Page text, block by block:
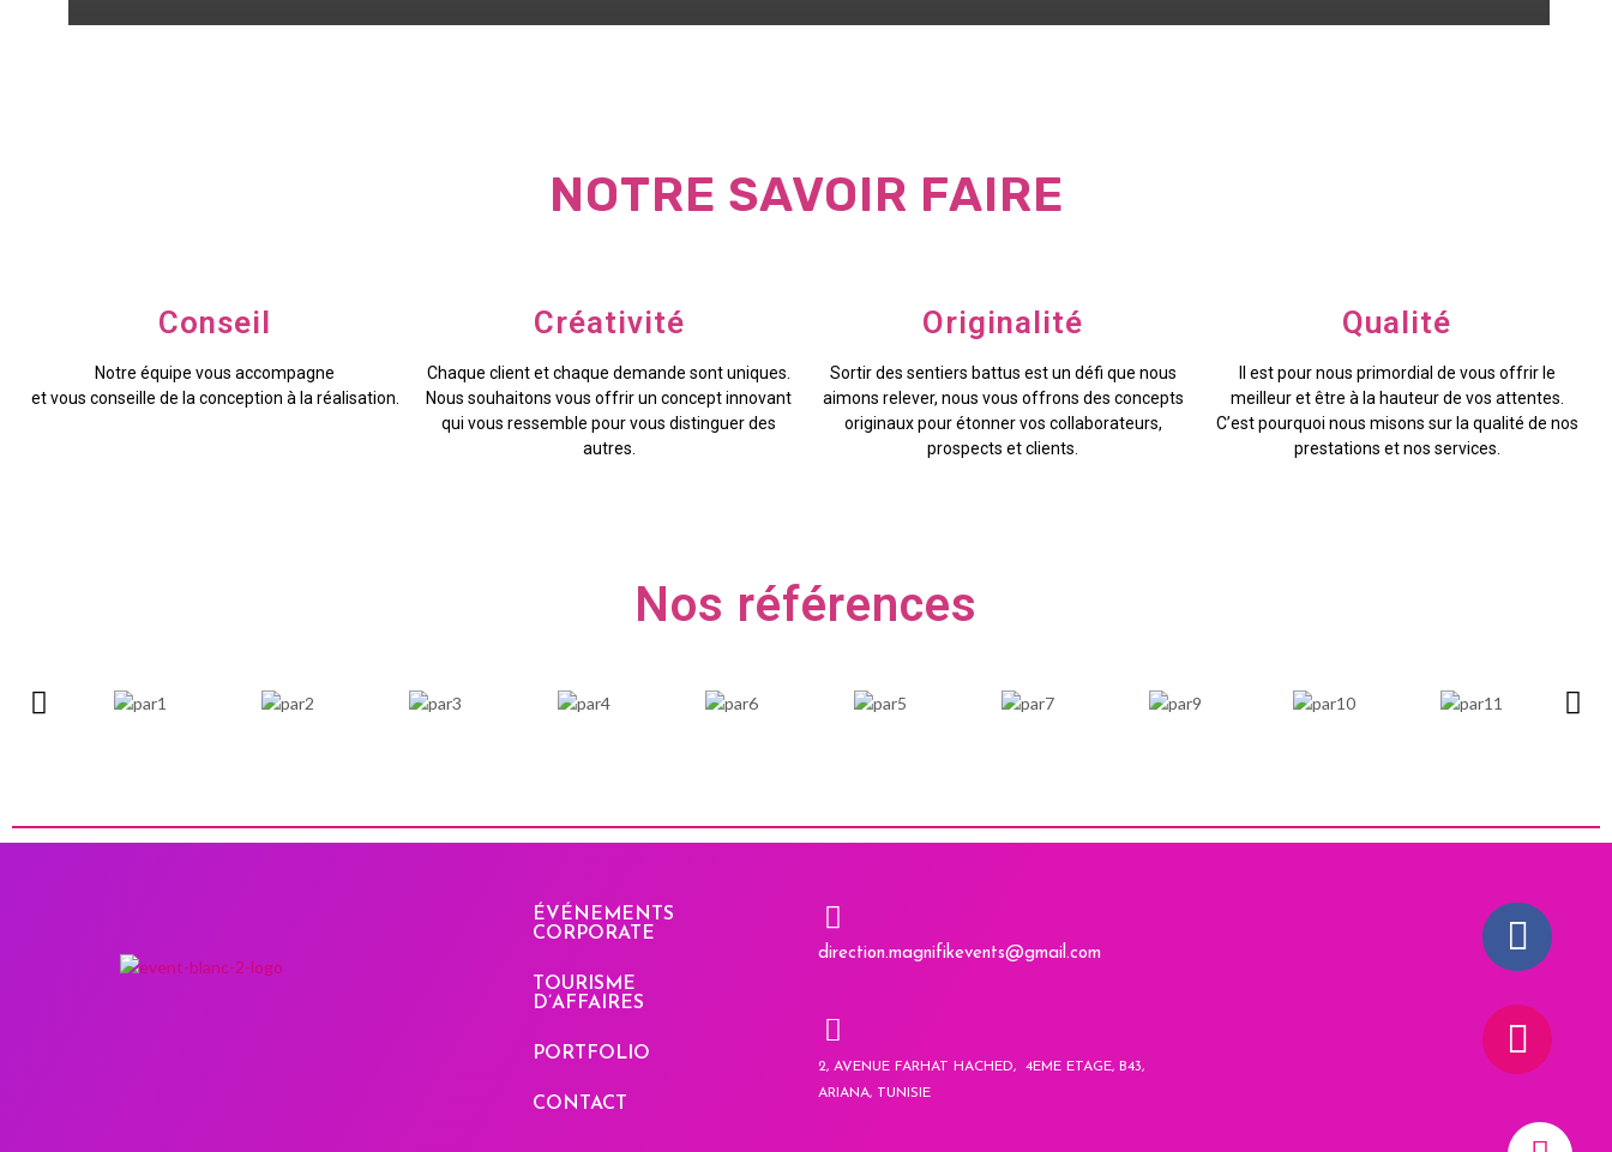
NOTRE SAVOIR FAIRE
Conseil
Notre équipe vous accompagne
et vous conseille de la conception à la réalisation.
Créativité​
Chaque client et chaque demande sont uniques.
Nous souhaitons vous offrir un concept innovant
qui vous ressemble pour vous distinguer des
autres.
Originalité
Sortir des sentiers battus est un défi que nous
aimons relever, nous vous offrons des concepts
originaux pour étonner vos collaborateurs,
prospects et clients.
Qualité
Il est pour nous primordial de vous offrir le
meilleur et être à la hauteur de vos attentes.
C’est pourquoi nous misons sur la qualité de nos
prestations et nos services.
Nos références
ÉVÉNEMENTS
CORPORATE
TOURISME
D’AFFAIRES
PORTFOLIO
CONTACT
direction.magnifikevents@gmail.com
2, AVENUE FARHAT HACHED, 4EME ETAGE, B43,
ARIANA, TUNISIE